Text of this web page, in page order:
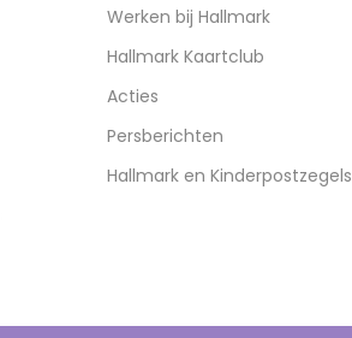
Werken bij Hallmark
Hallmark Kaartclub
Acties
Persberichten
Hallmark en Kinderpostzegels